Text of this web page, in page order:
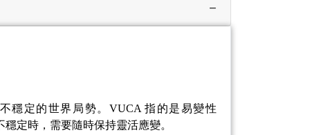
−
穩定的世界局勢。VUCA 指的是易變性
定時，需要隨時保持靈活應變。